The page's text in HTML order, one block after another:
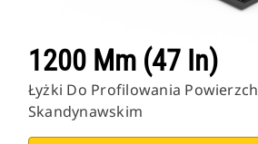
1200 Mm (47 In)
Łyżki Do Profilowania
Skandynawskim